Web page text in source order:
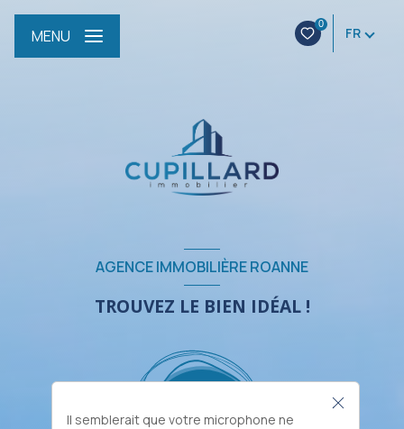
0
FR
MENU
AGENCE IMMOBILIÈRE ROANNE
TROUVEZ LE BIEN IDÉAL !
Il semblerait que votre microphone ne